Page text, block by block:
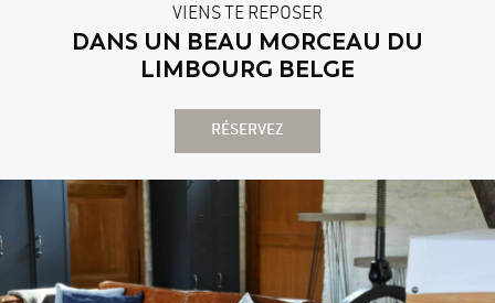
VIENS TE REPOSER
DANS UN BEAU MORCEAU DU
LIMBOURG BELGE
RÉSERVEZ